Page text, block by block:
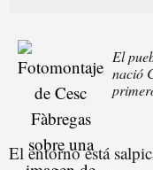
El
nació
El entorno está